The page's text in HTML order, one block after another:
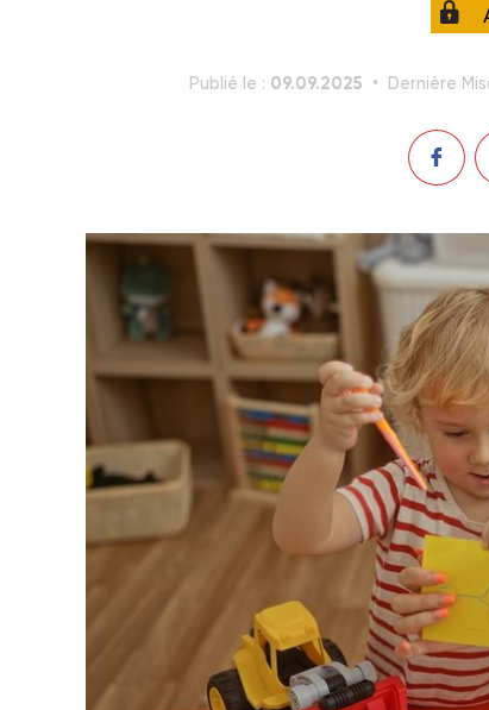
Publié le : 09.09.2025 Dernière